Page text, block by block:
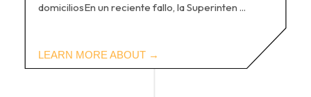
domiciliosEn un reciente fallo, la Superinten ...